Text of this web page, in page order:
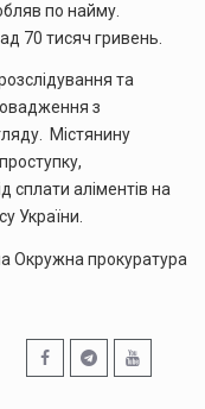
по найму.
70 тисяч гривень.
та
з
Містянину
сплати аліментів на
України.
Окружна прокуратура